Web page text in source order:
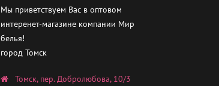
Мы приветствуем Вас в оптовом
интеренет-магазине компании Мир
белья!
город Томск
Томск, пер. Добролюбова, 10/3